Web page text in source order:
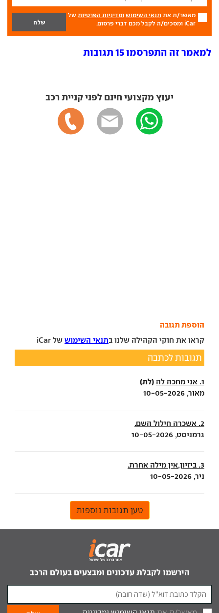
מאשר/ת את תנאי השימוש ומדיניות הפרטיות של
iCar ומסכים/ה לקבל מכם דברי פרסום.
למאמר זה התפרסמו 15 תגובות
יעוץ מקצועי חינם לפני קניית רכב
הוספת תגובה
קראו את חוקי הקהילה שלנו בתנאי השימוש של iCar
תגובות לכתבה
1. אני מחכה לה (לת)
מאור, 10-05-2026
2. אשכרה חילול השם.
גרמניסט, 10-05-2026
3. ביזיון,אין מילה אחרת.
ניר, 10-05-2026
טען תגובות נוספות
הירשמו לקבלת עדכונים ומבצעים בעולם הרכב